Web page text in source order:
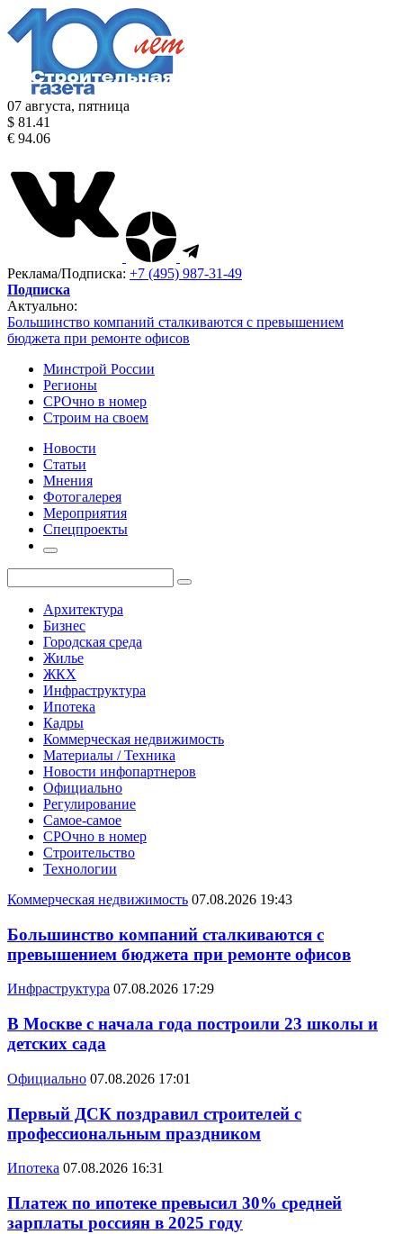
07 августа, пятница
$ 81.41
€ 94.06
Реклама/Подписка: +7 (495) 987-31-49
Подписка
Актуально:
Большинство компаний сталкиваются с превышением
бюджета при ремонте офисов
Минстрой России
Регионы
СРОчно в номер
Строим на своем
Новости
Статьи
Мнения
Фотогалерея
Мероприятия
Спецпроекты
Архитектура
Бизнес
Городская среда
Жилье
ЖКХ
Инфраструктура
Ипотека
Кадры
Коммерческая недвижимость
Материалы / Техника
Новости инфопартнеров
Официально
Регулирование
Самое-самое
СРОчно в номер
Строительство
Технологии
Коммерческая недвижимость 07.08.2026 19:43
Большинство компаний сталкиваются с
превышением бюджета при ремонте офисов
Инфраструктура 07.08.2026 17:29
В Москве с начала года построили 23 школы и
детских сада
Официально 07.08.2026 17:01
Первый ДСК поздравил строителей с
профессиональным праздником
Ипотека 07.08.2026 16:31
Платеж по ипотеке превысил 30% средней
зарплаты россиян в 2025 году